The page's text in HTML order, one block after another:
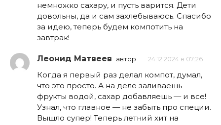
немножко сахару, и пусть варится. Дети
довольны, да и сам захлебываюсь. Спасибо
за идею, теперь будем компотить на
завтрак!
Леонид Матвеев автор 24.12.2024 в 07:26
Когда я первый раз делал компот, думал,
что это просто. А на деле заливаешь
фрукты водой, сахар добавляешь — и все!
Узнал, что главное — не забыть про специи.
Вышло супер! Теперь летний хит на